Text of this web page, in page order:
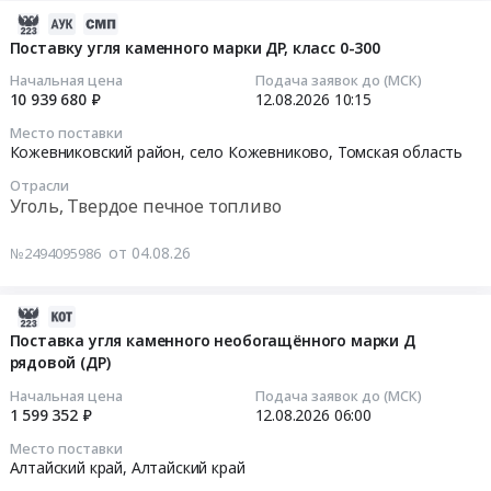
Поставку угля каменного марки ДР, класс 0-300
Начальная цена
10 939 680 ₽
Подача заявок до (МСК)
12.08.2026 10:15
Место поставки
Кожевниковский район, село Кожевниково, Томская область
Отрасли
Уголь, Твердое печное топливо
№2494095986 от 04.08.26
Поставка угля каменного необогащённого марки Д
рядовой (ДР)
Начальная цена
1 599 352 ₽
Подача заявок до (МСК)
12.08.2026 06:00
Место поставки
Алтайский край, Алтайский край